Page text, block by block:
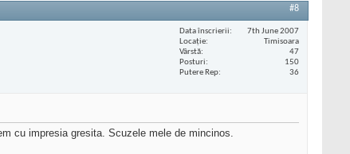
#8
Data înscrierii
7th June 2007
Locaţie
Timisoara
Vârstă
47
Posturi
150
Putere Rep
36
cu impresia gresita. Scuzele mele de mincinos.